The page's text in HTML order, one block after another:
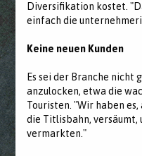
Diversifikation kostet.
einfach die
Keine neuen Kunden
Es sei der Branche nicht
anzulocken, etwa die
Touristen. "Wir haben
die Titlisbahn, versäumt,
vermarkten."